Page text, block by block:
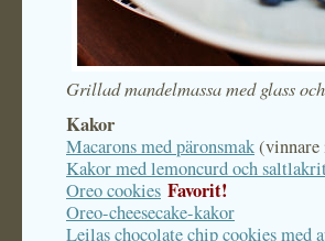
Grillad mandelmassa med glass
Kakor
Macarons med päronsmak
Kakor med lemoncurd och
Oreo cookies Favorit!
Oreo-cheesecake-kakor
Leilas chocolate chip cookies med